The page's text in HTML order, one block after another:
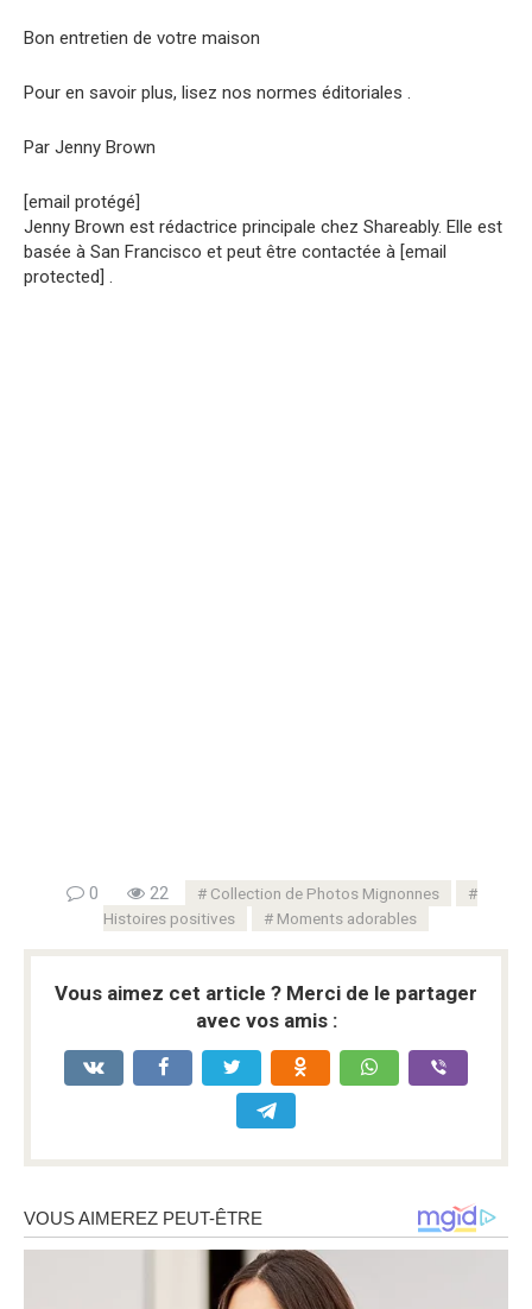
Bon entretien de votre maison
Pour en savoir plus, lisez nos normes éditoriales .
Par Jenny Brown
[email protégé]
Jenny Brown est rédactrice principale chez Shareably. Elle est
basée à San Francisco et peut être contactée à [email
protected] .
0 22
Collection de Photos Mignonnes
Histoires positives
Moments adorables
Vous aimez cet article ? Merci de le partager
avec vos amis :